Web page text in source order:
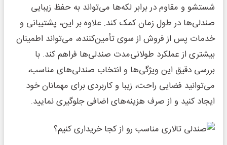
شستشو و مقاوم در برابر لکه‌ها می‌تواند به حفظ زیبایی
صندلی‌ها در طول زمان کمک کند. علاوه بر این، پشتیبانی و
خدمات پس از فروش از سوی تأمین‌کننده، می‌تواند اطمینان
بیشتری از عملکرد طولانی‌مدت صندلی‌ها فراهم کند. با
بررسی دقیق این ویژگی‌ها و انتخاب صندلی‌های مناسب،
می‌توانید فضایی راحت، زیبا و کاربردی برای مهمانان خود
ایجاد کنید و از صرف هزینه‌های اضافی جلوگیری نمایید.